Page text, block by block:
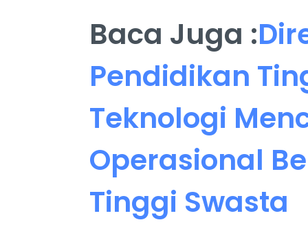
Baca Juga :
Pendidikan
Teknologi
Operasional
Tinggi Swasta